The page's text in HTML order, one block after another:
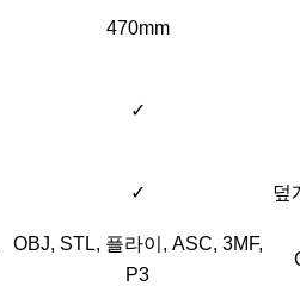
470mm
✓
✓ 덮
OBJ, STL, 플라이, ASC, 3MF,
P3